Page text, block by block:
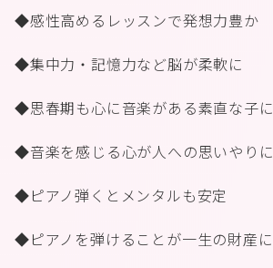
◆感性高めるレッスンで発想力豊か
◆集中力・記憶力など脳が柔軟に
◆思春期も心に音楽がある素直な子に
◆音楽を感じる心が人への思いやりに
◆ピアノ弾くとメンタルも安定
◆ピアノを弾けることが一生の財産に